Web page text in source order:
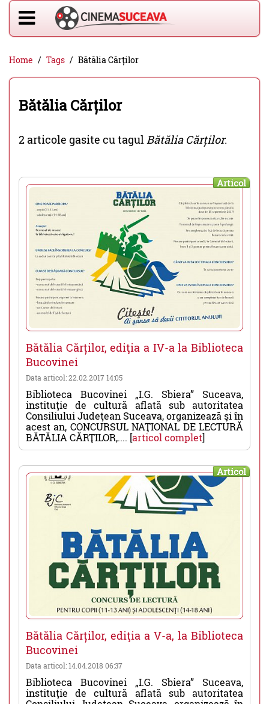
Home Tags Bătălia Cărților
Bătălia Cărților
2 articole gasite cu tagulBătălia Cărților.
Articol
Bătălia Cărților, ediţia a IV-a la Biblioteca
Bucovinei
Data articol: 22.02.2017 14:05
Biblioteca Bucovinei „I.G. Sbiera” Suceava,
instituţie de cultură aflată sub autoritatea
Consiliului Judeţean Suceava, organizează şi în
acest an, CONCURSUL NAŢIONAL DE LECTURĂ
BĂTĂLIA CĂRŢILOR,.... [articol complet]
Articol
Bătălia Cărților, ediţia a V-a, la Biblioteca
Bucovinei
Data articol: 14.04.2018 06:37
Biblioteca Bucovinei „I.G. Sbiera” Suceava,
instituţie de cultură aflată sub autoritatea